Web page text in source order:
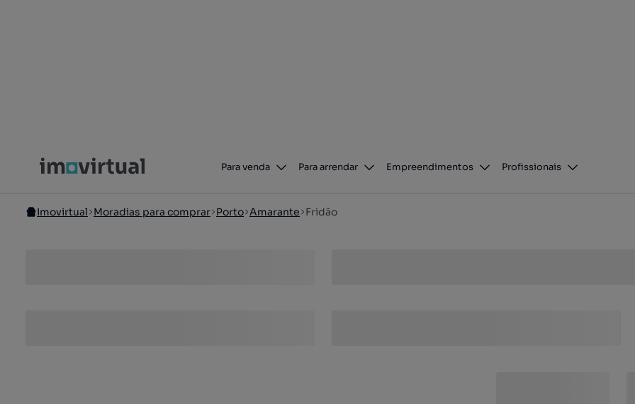
Para venda Para arrendar Empreendimentos Profissionais
Imovirtual Moradias para comprar Porto Amarante Fridão